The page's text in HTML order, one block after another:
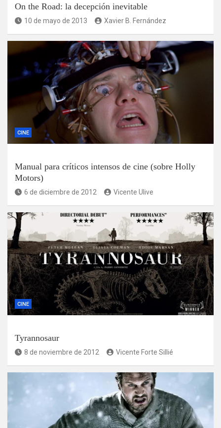
On the Road: la decepción inevitable
10 de mayo de 2013 Xavier B. Fernández
CINE
Manual para críticos intensos de cine (sobre Holly
Motors)
6 de diciembre de 2012 Vicente Ulive
CINE
Tyrannosaur
8 de noviembre de 2012 Vicente Forte Sillié